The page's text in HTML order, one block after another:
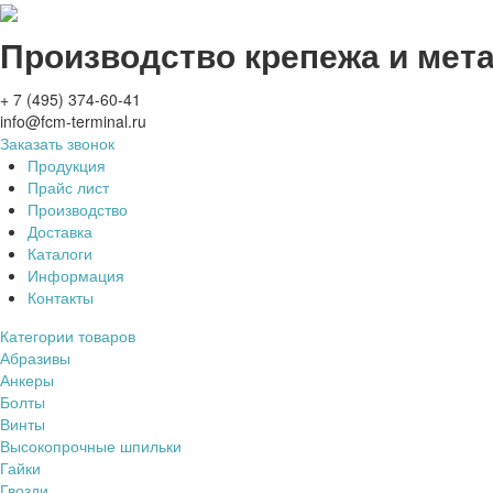
Производство крепежа и
+ 7 (495) 374-60-41
info@fcm-terminal.ru
Заказать звонок
Продукция
Прайс лист
Производство
Доставка
Каталоги
Информация
Контакты
Категории товаров
Абразивы
Анкеры
Болты
Винты
Высокопрочные шпильки
Гайки